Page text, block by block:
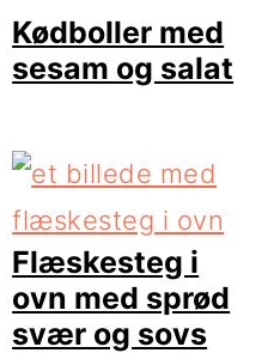
Kødboller med
sesam og salat
Flæskesteg i
ovn med sprød
svær og sovs